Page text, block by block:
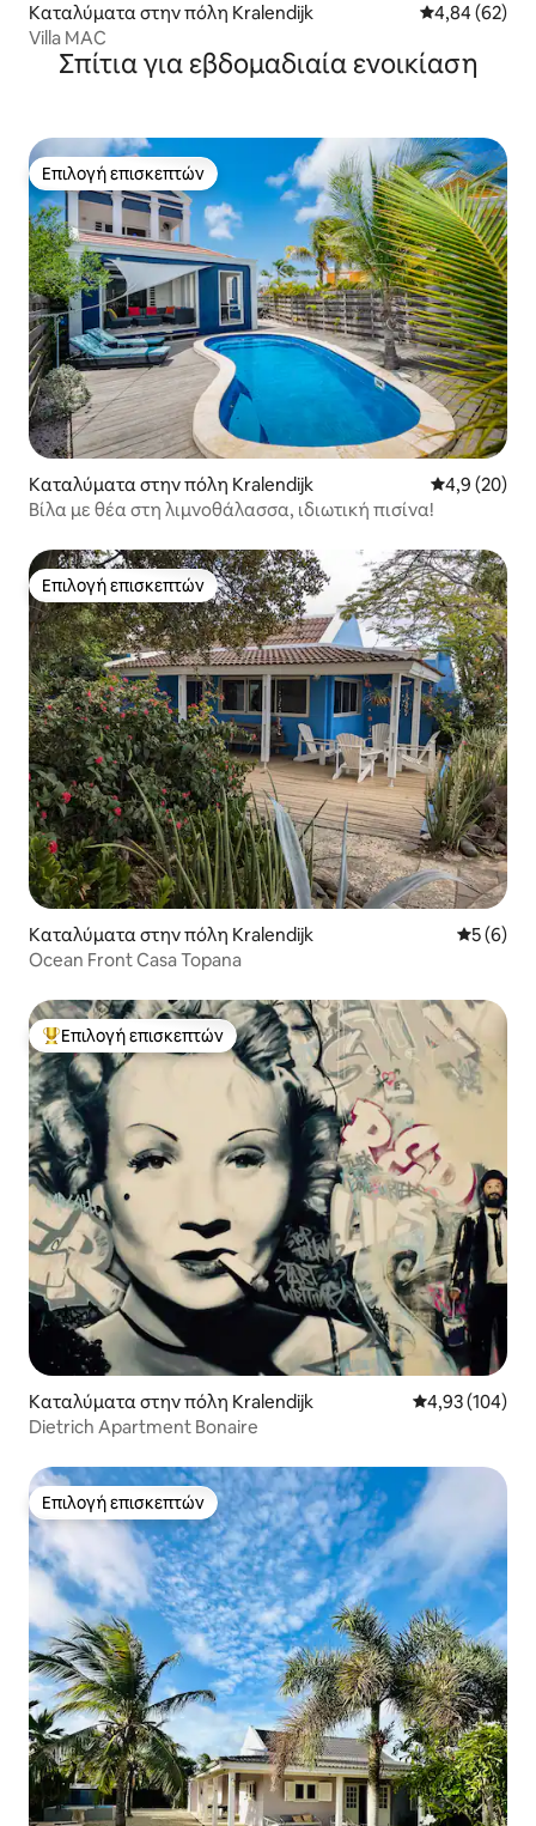
Καταλύματα στην πόλη Kralendijk Μέση
4,84 (62)
Villa MAC
Σπίτια για εβδομαδιαία ενοικίαση
Επιλογή επισκεπτών
Επιλογή επισκεπτών
Καταλύματα στην πόλη Kralendijk Μέση
4,9 (20)
Βίλα με θέα στη λιμνοθάλασσα, ιδιωτική πισίνα!
Επιλογή επισκεπτών
Επιλογή επισκεπτών
Καταλύματα στην πόλη Kralendijk Μέση
5 (6)
Ocean Front Casa Topana
Κορυφαία επιλογή επισκεπτών
Επιλογή επισκεπτών
Καταλύματα στην πόλη Kralendijk Μέση
4,93 (104)
Dietrich Apartment Bonaire
Επιλογή επισκεπτών
Επιλογή επισκεπτών